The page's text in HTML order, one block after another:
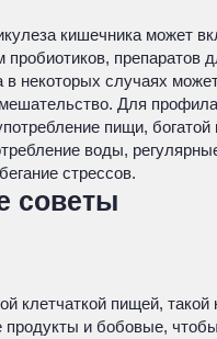
кишечника может
пробиотиков, препаратов
в некоторых случаях
Для
пищи, богатой
воды,
стрессов.
советы
клетчаткой пищей,
продукты и бобовые,